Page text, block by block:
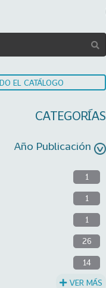
EL CATÁLOGO
CATEGORÍAS
Año Publicación
1
1
1
26
14
VER MÁS